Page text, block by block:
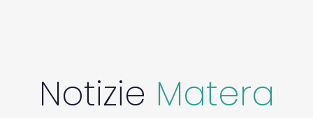
Notizie Matera